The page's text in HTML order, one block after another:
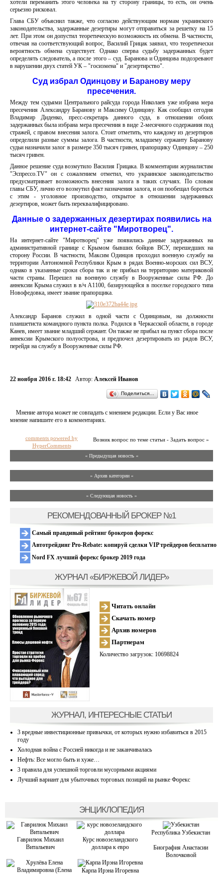
хотели переманить этого человека на ту сторону границы, то есть, он очень
серьезно рисковал.
Глава СБУ объяснил также, что согласно действующим нормам украинского
законодательства, задержанные дезертиры могут отправиться за решетку на 15
лет. При этом он допустил теоретическую возможность их обмена. В частности,
отвечая на соответствующий вопрос, Василий Грицак заявил, что теоретически
вероятность обмена существует. Однако сперва судьбу задержанных будет
определять следователь, а после этого – суд. Баранова и Одинцова подозревают
в нарушении двух статей УК – "госизмена" и "дезертирство".
Суд избрал Одинцову и Баранову меру
пресечения.
Между тем судьями Центрального райсуда города Николаев уже избрана мера
пресечения Александру Баранову и Максиму Одинцову. Как сообщил сегодня
Владимир Диденко, пресс-секретарь данного суда, в отношении обоих
задержанных была избрана мера пресечения в виде 2-месячного содержания под
стражей, с правом внесения залога. Стоит отметить, что каждому из дезертиров
определили разные суммы залога. В частности, младшему сержанту Баранову
судьи назначили залог в размере 350 тысяч гривен, прапорщику Одинцову – 250
тысяч гривен.
Данное решение суда возмутило Василия Грицака. В комментарии журналистам
"Эспрессо.TV" он с сожалением отметил, что украинское законодательство
предусматривает возможность внесения залога в таких случаях. По словам
главы СБУ, лично его возмутил факт назначения залога, и он пообещал бороться
с этим - уголовное производство, открытое в отношении задержанных
дезертиров, может быть переквалифицировано.
Данные о задержанных дезертирах появились на
интернет-сайте "Миротворец".
На интернет-сайте "Миротворец" уже появились данные задержанных на
административной границе с Крымом бывших бойцов ВСУ, перешедших на
сторону России. В частности, Максим Одинцов проходил военную службу на
территории Автономной Республики Крым в рядах Военно-морских сил ВСУ,
однако в указанные сроки сбора так и не прибыл на территорию материковой
части страны. Перешел на военную службу в Вооруженные силы РФ. До
аннексии Крыма служил в в/ч А1100, базирующейся в поселке городского типа
Новофедовка, имеет звание прапорщика.
Александр Баранов служил в одной части с Одинцовым, на должности
планшетиста командного пункта полка. Родился в Черкасской области, в городе
Канев, имеет звание младший сержант. Он также не прибыл на пункт сбора после
аннексии Крымского полуострова, и предпочел дезертировать из рядов ВСУ,
перейдя на службу в Вооруженные силы РФ.
22 ноября 2016 г. 18:42 Автор: Алексей Иванов
Поделиться…
Мнение автора может не совпадать с мнением редакции. Если у Вас иное
мнение напишите его в комментариях.
Возник вопрос по теме статьи - Задать вопрос »
comments powered by
HyperComments
« Предыдущая новость «
» Архив категории «
» Следующая новость »
РЕКОМЕНДОВАННЫЙ БРОКЕР №1
Самый правдивый рейтинг брокеров форекс
Автотрейдинг Pro-Rebate: копируй сделки VIP трейдеров бесплатно
Nord FX лучший форекс брокер 2019 года
ЖУРНАЛ «БИРЖЕВОЙ ЛИДЕР»
Читать онлайн
Скачать номер
Архив номеров
Партнерам
Количество загрузок: 10698824
ЖУРНАЛ, ИНТЕРЕСНЫЕ СТАТЬИ
3 вредные инвестиционные привычки, от которых нужно избавиться в 2015
году
Холодная война с Россией никогда и не заканчивалась
Нефть: Все могло быть и хуже…
3 правила для успешной торговли мусорными акциями
Лучший вариант для убыточных торговых позиций на рынке Форекс
ЭНЦИКЛОПЕДИЯ
Гаврилюк Михаил
Витальевич
Курс новозеландского
доллара к евро
Республика Узбекистан
Биография Анастасии
Волочковой
Карпа Ирэна Игоревна